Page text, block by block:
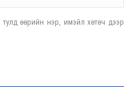
тулд өөрийн нэр, имэйл хөтөч дээр